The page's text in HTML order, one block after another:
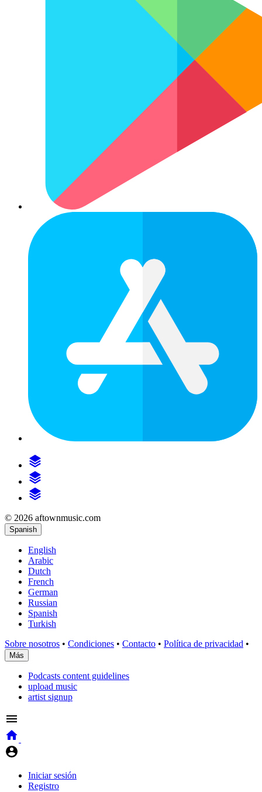
© 2026 aftownmusic.com
Spanish
English
Arabic
Dutch
French
German
Russian
Spanish
Turkish
Sobre nosotros • Condiciones • Contacto • Política de privacidad •
Más
Podcasts content guidelines
upload music
artist signup
Iniciar sesión
Registro